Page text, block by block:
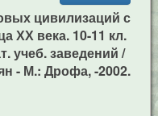
цивилизаций с
ХХ века. 10-11 кл.
учеб. заведений /
- М.: Дрофа, -2002.